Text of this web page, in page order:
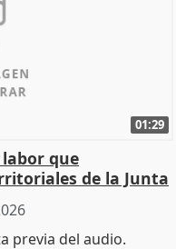
01:29
que
de la Junta